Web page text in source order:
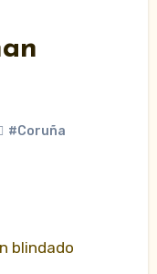
#Coruña
blindado